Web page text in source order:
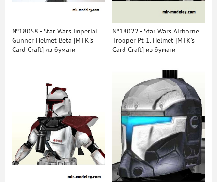
№18058 - Star Wars Imperial
Gunner Helmet Beta [MTK's
Card Craft] из бумаги
№18022 - Star Wars Airborne
Trooper Pt 1. Helmet [MTK's
Card Craft] из бумаги